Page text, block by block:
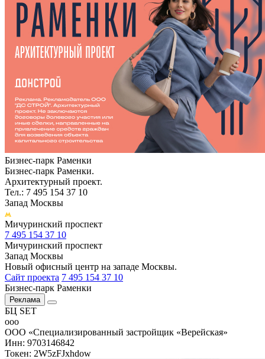
Бизнес-парк Раменки
Бизнес-парк Раменки.
Архитектурный проект.
Тел.: 7 495 154 37 10
Запад Москвы
Мичуринский проспект
7 495 154 37 10
Мичуринский проспект
Запад Москвы
Новый офисный центр на западе Москвы.
Сайт проекта 7 495 154 37 10
Бизнес-парк Раменки
Реклама
БЦ SET
ооо
ООО «Специализированный застройщик «Верейская»
Инн: 9703146842
Токен: 2W5zFJxhdow